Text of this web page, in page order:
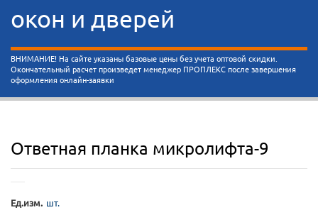
окон и дверей
ВНИМАНИЕ! На сайте указаны базовые цены без учета оптовой скидки.
Окончательный расчет произведет менеджер ПРОПЛЕКС после завершения
оформления онлайн-заявки
Ответная планка микролифта-9
Ед.изм. шт.